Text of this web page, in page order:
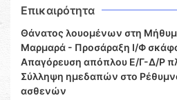
Επικαιρότητα
Θάνατος λουομένων στη
Μαρμαρά - Προσάραξη Ι/Φ
Απαγόρευση απόπλου Ε/Γ-Δ/Ρ
Σύλληψη ημεδαπών στο
ασθενών